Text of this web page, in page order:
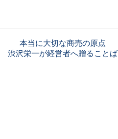
本当に大切な商売の原点
渋沢栄一が経営者へ贈ることば